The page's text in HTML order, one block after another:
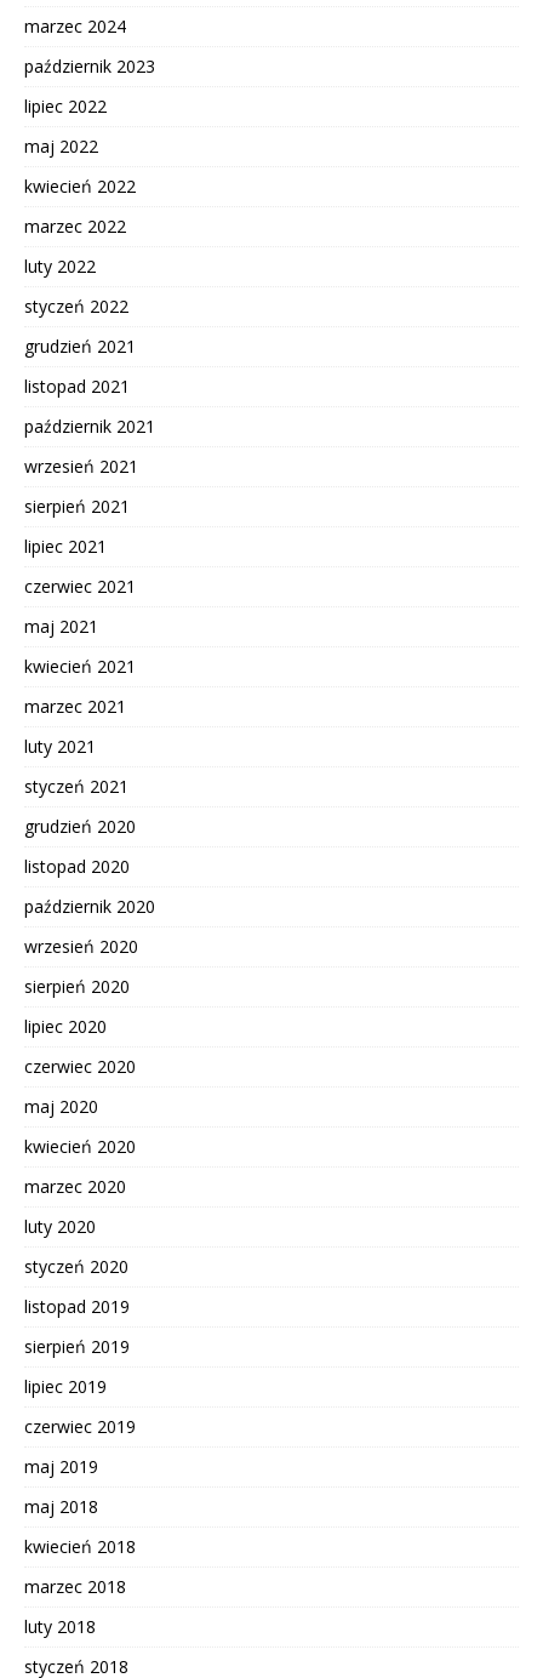
marzec 2024
październik 2023
lipiec 2022
maj 2022
kwiecień 2022
marzec 2022
luty 2022
styczeń 2022
grudzień 2021
listopad 2021
październik 2021
wrzesień 2021
sierpień 2021
lipiec 2021
czerwiec 2021
maj 2021
kwiecień 2021
marzec 2021
luty 2021
styczeń 2021
grudzień 2020
listopad 2020
październik 2020
wrzesień 2020
sierpień 2020
lipiec 2020
czerwiec 2020
maj 2020
kwiecień 2020
marzec 2020
luty 2020
styczeń 2020
listopad 2019
sierpień 2019
lipiec 2019
czerwiec 2019
maj 2019
maj 2018
kwiecień 2018
marzec 2018
luty 2018
styczeń 2018